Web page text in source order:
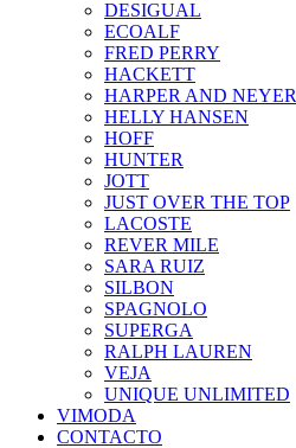
DESIGUAL
ECOALF
FRED PERRY
HACKETT
HARPER AND NEYER
HELLY HANSEN
HOFF
HUNTER
JOTT
JUST OVER THE TOP
LACOSTE
REVER MILE
SARA RUIZ
SILBON
SPAGNOLO
SUPERGA
RALPH LAUREN
VEJA
UNIQUE UNLIMITED
VIMODA
CONTACTO